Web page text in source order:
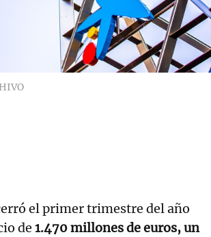
el primer trimestre del año
de 1.470 millones de euros, un